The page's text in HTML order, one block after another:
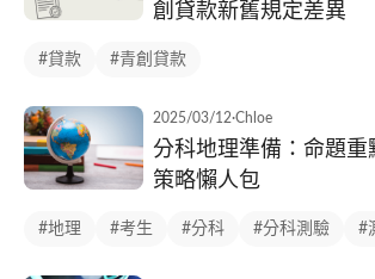
創貸款新舊規定差異
#貸款 #青創貸款
2025/03/12·Chloe
分科地理準備：命題重
策略懶人包
#地理 #考生 #分科 #分科測驗 #